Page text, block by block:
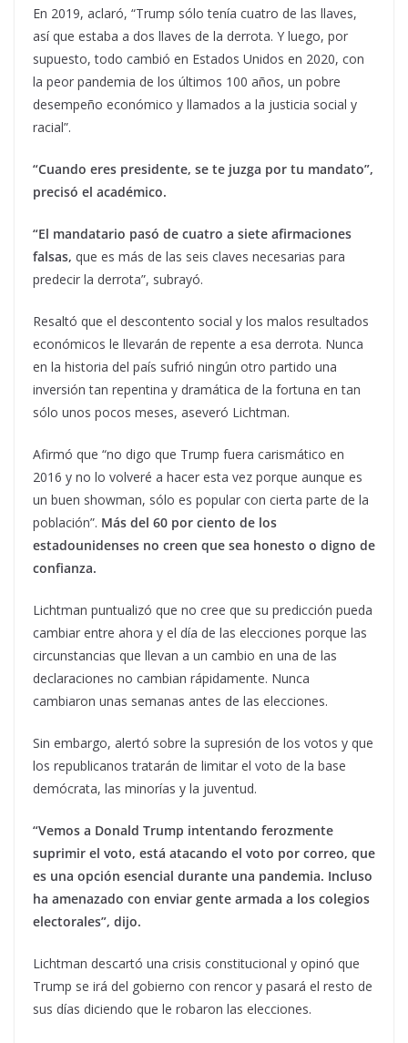
En 2019, aclaró, “Trump sólo tenía cuatro de las llaves,
así que estaba a dos llaves de la derrota. Y luego, por
supuesto, todo cambió en Estados Unidos en 2020, con
la peor pandemia de los últimos 100 años, un pobre
desempeño económico y llamados a la justicia social y
racial”.
“Cuando eres presidente, se te juzga por tu mandato”,
precisó el académico.
“El mandatario pasó de cuatro a siete afirmaciones
falsas, que es más de las seis claves necesarias para
predecir la derrota”, subrayó.
Resaltó que el descontento social y los malos resultados
económicos le llevarán de repente a esa derrota. Nunca
en la historia del país sufrió ningún otro partido una
inversión tan repentina y dramática de la fortuna en tan
sólo unos pocos meses, aseveró Lichtman.
Afirmó que “no digo que Trump fuera carismático en
2016 y no lo volveré a hacer esta vez porque aunque es
un buen showman, sólo es popular con cierta parte de la
población”. Más del 60 por ciento de los
estadounidenses no creen que sea honesto o digno de
confianza.
Lichtman puntualizó que no cree que su predicción pueda
cambiar entre ahora y el día de las elecciones porque las
circunstancias que llevan a un cambio en una de las
declaraciones no cambian rápidamente. Nunca
cambiaron unas semanas antes de las elecciones.
Sin embargo, alertó sobre la supresión de los votos y que
los republicanos tratarán de limitar el voto de la base
demócrata, las minorías y la juventud.
“Vemos a Donald Trump intentando ferozmente
suprimir el voto, está atacando el voto por correo, que
es una opción esencial durante una pandemia. Incluso
ha amenazado con enviar gente armada a los colegios
electorales”, dijo.
Lichtman descartó una crisis constitucional y opinó que
Trump se irá del gobierno con rencor y pasará el resto de
sus días diciendo que le robaron las elecciones.